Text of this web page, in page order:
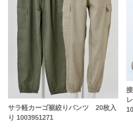
サラ軽カーゴ裾絞りパンツ 20枚入
り 1003951271